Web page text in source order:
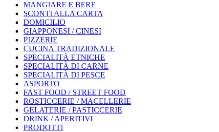
MANGIARE E BERE
SCONTI ALLA CARTA
DOMICILIO
GIAPPONESI / CINESI
PIZZERIE
CUCINA TRADIZIONALE
SPECIALITÀ ETNICHE
SPECIALITÀ DI CARNE
SPECIALITÀ DI PESCE
ASPORTO
FAST FOOD / STREET FOOD
ROSTICCERIE / MACELLERIE
GELATERIE / PASTICCERIE
DRINK / APERITIVI
PRODOTTI